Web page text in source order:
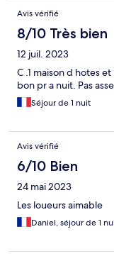
Avis vérifié
8/10 Très bien
12 juil. 2023
C .1 maison d hotes
bon pr a nuit. Pas
Séjour de 1 nuit
Avis vérifié
6/10 Bien
24 mai 2023
Les loueurs aimable
Daniel, séjour de 1